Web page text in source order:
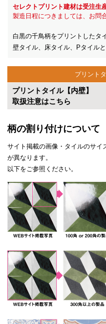
セレクトプリント建材は受注生
製造日程につきましては、お問
白黒の千鳥柄をプリントしたタ
壁タイル、床タイル、Pタイル
プリント
プリントタイル【内壁】
取扱注意はこちら
柄の割り付けについて
サイト掲載の画像・タイルのサイ
が異なります。
以下をご参照ください。